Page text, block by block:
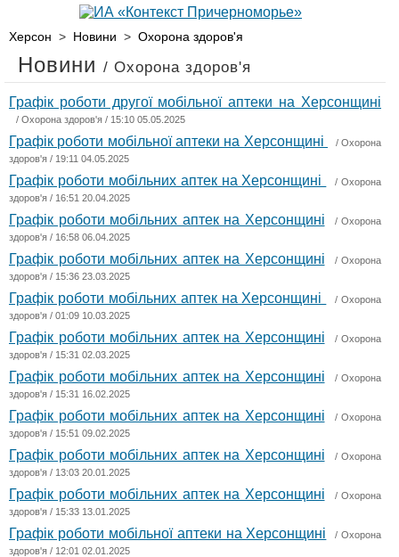
Херсон > Новини > Охорона здоров'я
Новини / Охорона здоров'я
Графік роботи другої мобільної аптеки на Херсонщині
/ Охорона здоров'я / 15:10 05.05.2025
Графік роботи мобільної аптеки на Херсонщині /Охорона
здоров'я / 19:11 04.05.2025
Графік роботи мобільних аптек на Херсонщині /Охорона
здоров'я / 16:51 20.04.2025
Графік роботи мобільних аптек на Херсонщині / Охорона
здоров'я / 16:58 06.04.2025
Графік роботи мобільних аптек на Херсонщині / Охорона
здоров'я / 15:36 23.03.2025
Графік роботи мобільних аптек на Херсонщині /Охорона
здоров'я / 01:09 10.03.2025
Графік роботи мобільних аптек на Херсонщині / Охорона
здоров'я / 15:31 02.03.2025
Графік роботи мобільних аптек на Херсонщині / Охорона
здоров'я / 15:31 16.02.2025
Графік роботи мобільних аптек на Херсонщині / Охорона
здоров'я / 15:51 09.02.2025
Графік роботи мобільних аптек на Херсонщині / Охорона
здоров'я / 13:03 20.01.2025
Графік роботи мобільних аптек на Херсонщині / Охорона
здоров'я / 15:33 13.01.2025
Графік роботи мобільної аптеки на Херсонщині / Охорона
здоров'я / 12:01 02.01.2025